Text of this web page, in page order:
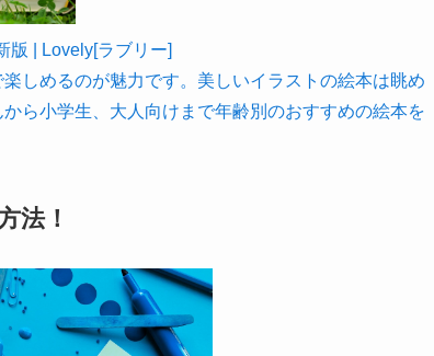
| Lovely[ラブリー]
しめるのが魅力です。美しいイラストの絵本は眺め
ら小学生、大人向けまで年齢別のおすすめの絵本を
法！